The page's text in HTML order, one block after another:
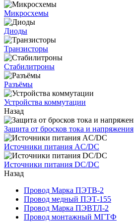
Микросхемы
Диоды
Транзисторы
Стабилитроны
Разъёмы
Устройства коммутации
Назад
Защита от бросков тока и напряжения
Источники питания AC/DC
Источники питания DC/DC
Назад
Провод Марка ПЭТВ-2
Провод медный ПЭТ-155
Провод Марка ПЭВТЛ-2
Провод монтажный МГТФ